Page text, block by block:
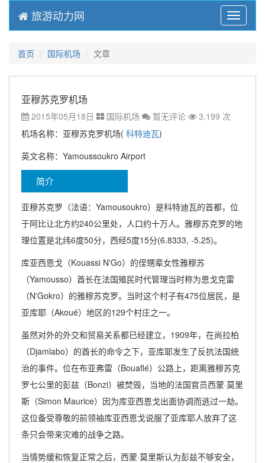
Menu
旅游动力网
首页 国际机场 文章
亚穆苏克罗机场
2015年05月18日 国际机场 暂无评论
3,199 次
机场名称：亚穆苏克罗机场( 科特迪瓦)
英文名称：Yamoussoukro Airport
简介
亚穆苏克罗（法语：Yamousoukro）是科特迪瓦的首都，位
于阿比让北方约240公里处，人口约十万人。雅穆苏克罗的地
理位置是北纬6度50分，西经5度15分(6.8333, -5.25)。
库亚西恩戈（Kouassi N'Go）的侄甥辈女性雅穆苏
（Yamousso）酋长在法国殖民时代管理当时称为恩戈克雷
（N'Gokro）的雅穆苏克罗。当时这个村子有475位居民，是
亚库耶（Akoué）地区的129个村庄之一。
虽然对外的外交和贸易关系都已经建立，1909年，在尚拉柏
（Djamlabo）的酋长的命令之下，亚库耶发生了反抗法国统
治的事件。位在布亚弗雷（Bouaflé）公路上，距离雅穆苏克
罗七公里的彭兹（Bonzi）被焚毁，当地的法国官员西蒙·莫里
斯（Simon Maurice）因为库亚西恩戈出面协调而逃过一劫。
这位备受尊敬的前领袖库亚西恩戈说服了亚库耶人放弃了这
条只会带来灾难的战争之路。
当情势缓和恢复正常之后，西蒙·莫里斯认为彭兹不够安全，